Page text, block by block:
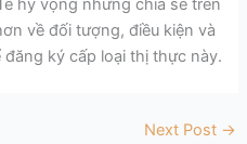
hy vọng những chia sẻ trên
về đối tượng, điều kiện và
ký cấp loại thị thực này.
Next Post →